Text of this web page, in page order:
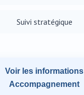
Suivi stratégique
Voir les informations
Accompagnement